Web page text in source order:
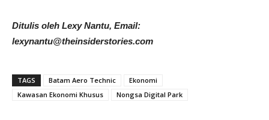
Ditulis oleh Lexy Nantu, Email:
lexynantu@theinsiderstories.com
TAGS Batam Aero Technic
Ekonomi
Kawasan Ekonomi Khusus
Nongsa Digital Park